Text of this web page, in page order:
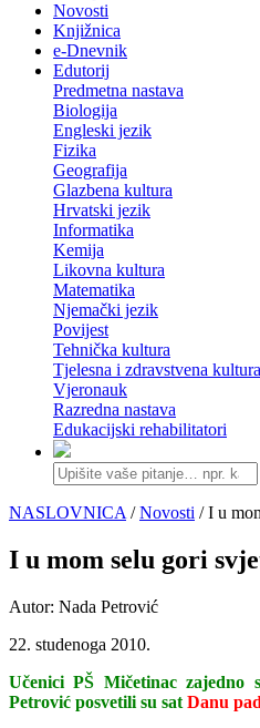
Novosti
Knjižnica
e-Dnevnik
Edutorij
Predmetna nastava
Biologija
Engleski jezik
Fizika
Geografija
Glazbena kultura
Hrvatski jezik
Informatika
Kemija
Likovna kultura
Matematika
Njemački jezik
Povijest
Tehnička kultura
Tjelesna i zdravstvena kultura
Vjeronauk
Razredna nastava
Edukacijski rehabilitatori
NASLOVNICA /Novosti / I u
I u mom selu gori
Autor: Nada Petrović
22. studenoga 2010.
Učenici PŠ Mičetinac zajedno
Petrović posvetili su sat Danu